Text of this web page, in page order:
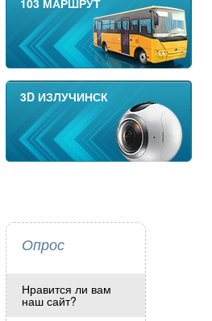
103 МАРШРУТ
3D ИЗЛУЧИНСК
Опрос
Нравится ли вам
наш сайт?